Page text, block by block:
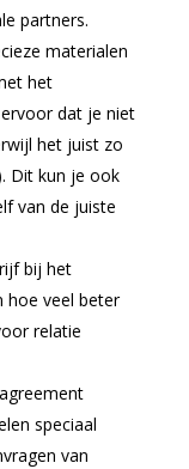
partners.
materialen
het
dat je niet
het juist zo
Dit kun je ook
van de juiste
bij het
hoe veel beter
relatie
speciaal
van